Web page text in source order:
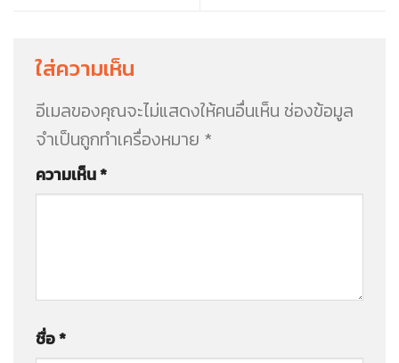
ใส่ความเห็น
อีเมลของคุณจะไม่แสดงให้คนอื่นเห็น ช่องข้อมูล
จำเป็นถูกทำเครื่องหมาย *
ความเห็น*
ชื่อ*